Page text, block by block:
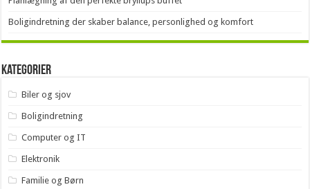
Boligindretning der skaber balance, personlighed og komfort
Kategorier
Biler og sjov
Boligindretning
Computer og IT
Elektronik
Familie og Børn